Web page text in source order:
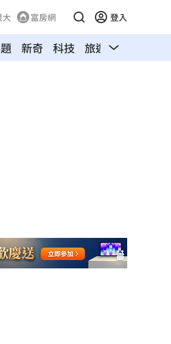
大 富房網 登入
新奇 科技 旅遊 汽車